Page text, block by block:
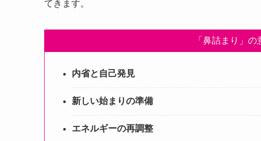
てきます。
「鼻詰まり」
内省と自己発見
新しい始まりの準備
エネルギーの再調整